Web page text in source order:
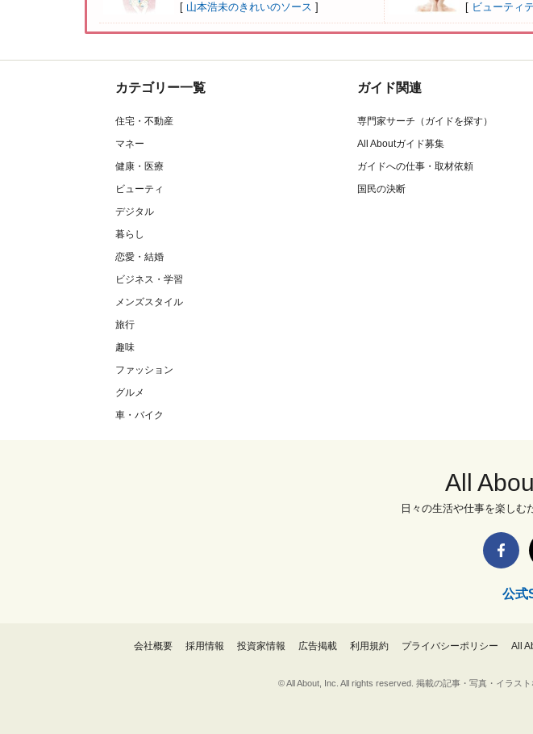
[ 山本浩未のきれいのソース ]
[ ビューティ
カテゴリー一覧
住宅・不動産
マネー
健康・医療
ビューティ
デジタル
暮らし
恋愛・結婚
ビジネス・学習
メンズスタイル
旅行
趣味
ファッション
グルメ
車・バイク
ガイド関連
専門家サーチ（ガイドを探す）
All Aboutガイド募集
ガイドへの仕事・取材依頼
国民の決断
All
日々の生活や仕事を楽しむ
公式
会社概要 採用情報 投資家情報 広告掲載 利用規約 プライバシーポリシー All
© All About, Inc. All rights reserved. 掲載の記事・写真・イラス